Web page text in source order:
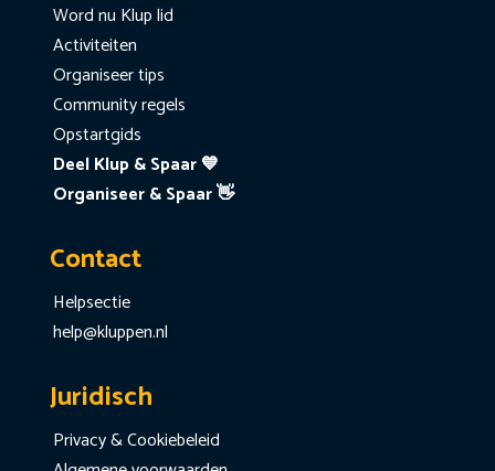
Word nu Klup lid
Activiteiten
Organiseer tips
Community regels
Opstartgids
Deel Klup & Spaar 💙
Organiseer & Spaar 👋
Contact
Helpsectie
help@kluppen.nl
Juridisch
Privacy & Cookiebeleid